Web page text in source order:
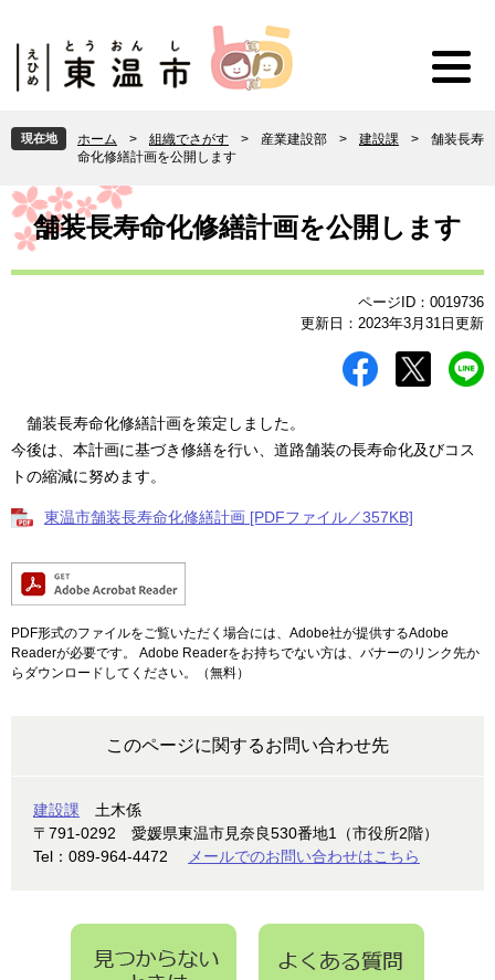
頭
で
。
飛
ば
て
本
へ
現在地 ホーム > 組織でさがす > 産業建設部 > 建設課 >
舗装長寿
命化修繕計画を公開します
本
文 舗装長寿命化修繕計画を公開します
ページID：0019736
更新日：2023年3月31日更新
舗装長寿命化修繕計画を策定しました。
今後は、本計画に基づき修繕を行い、道路舗装の長寿命化及びコス
トの縮減に努めます。
東温市舗装長寿命化修繕計画 [PDFファイル／357KB]
PDF形式のファイルをご覧いただく場合には、Adobe社が提供するAdobe
Readerが必要です。
Adobe Readerをお持ちでない方は、バナーのリンク先か
らダウンロードしてください。（無料）
このページに関するお問い合わせ先
建設課
土木係
〒791-0292
愛媛県東温市見奈良530番地1（市役所2階）
Tel：089-964-4472
メールでのお問い合わせはこちら